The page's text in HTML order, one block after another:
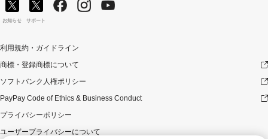
お知らせ サポート
利用規約・ガイドライン
商標・登録商標について
ソフトバンク人権ポリシー
PayPay Code of Ethics & Business Conduct
プライバシーポリシー
ユーザープライバシーについて